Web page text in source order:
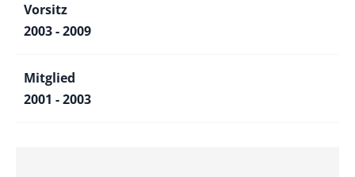
Vorsitz
2003 - 2009
Mitglied
2001 - 2003